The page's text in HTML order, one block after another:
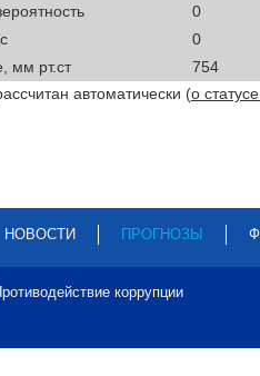
0
0
мм рт.ст
754
автоматически (о
НОВОСТИ ПРОГНОЗЫ
коррупции